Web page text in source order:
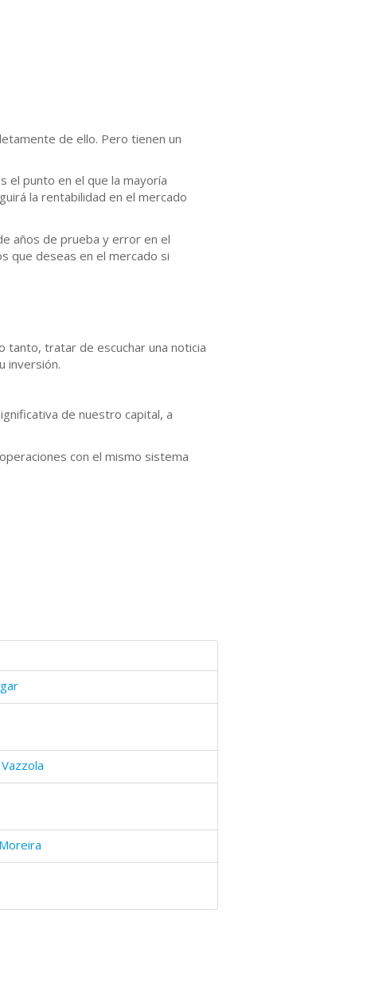
de ello. Pero tienen un
el punto en el que la mayoría
la rentabilidad en el mercado
años de prueba y error en el
que deseas en el mercado si
tanto, tratar de escuchar una noticia
inversión.
de nuestro capital, a
con el mismo sistema